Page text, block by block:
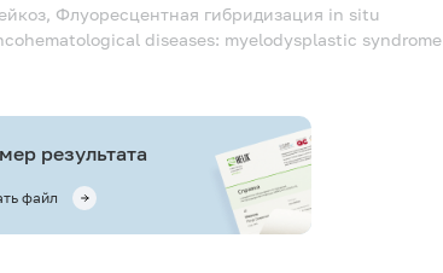
Флуоресцентная гибридизация in situ
diseases: myelodysplastic syndrome
результата
файл